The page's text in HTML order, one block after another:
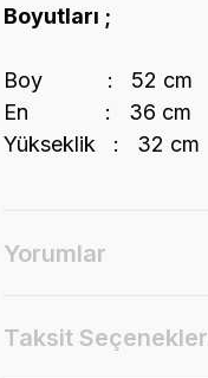
Boyutları ;
Boy : 52 cm
En : 36 cm
Yükseklik : 32 cm
Yorumlar
Taksit